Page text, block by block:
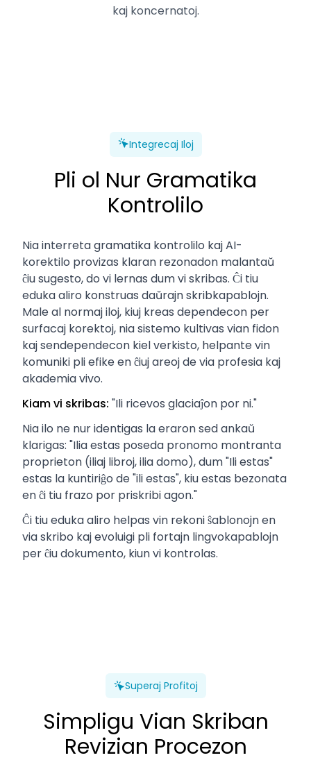
kaj koncernatoj.
Integrecaj Iloj
Pli ol Nur Gramatika
Kontrolilo
Nia interreta gramatika kontrolilo kaj AI-
korektilo provizas klaran rezonadon malantaŭ
ĉiu sugesto, do vi lernas dum vi skribas. Ĉi tiu
eduka aliro konstruas daŭrajn skribkapablojn.
Male al normaj iloj, kiuj kreas dependecon per
surfacaj korektoj, nia sistemo kultivas vian fidon
kaj sendependecon kiel verkisto, helpante vin
komuniki pli efike en ĉiuj areoj de via profesia kaj
akademia vivo.
Kiam vi skribas: "Ili ricevos glaciaĵon por ni."
Nia ilo ne nur identigas la eraron sed ankaŭ
klarigas: "Ilia estas poseda pronomo montranta
proprieton (iliaj libroj, ilia domo), dum "Ili estas"
estas la kuntiriĝo de "ili estas", kiu estas bezonata
en ĉi tiu frazo por priskribi agon."
Ĉi tiu eduka aliro helpas vin rekoni ŝablonojn en
via skribo kaj evoluigi pli fortajn lingvokapablojn
per ĉiu dokumento, kiun vi kontrolas.
Superaj Profitoj
Simpligu Vian Skriban
Revizian Procezon